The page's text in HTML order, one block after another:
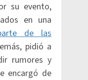
su evento,
en una
de las
pidió a
rumores y
encargó de